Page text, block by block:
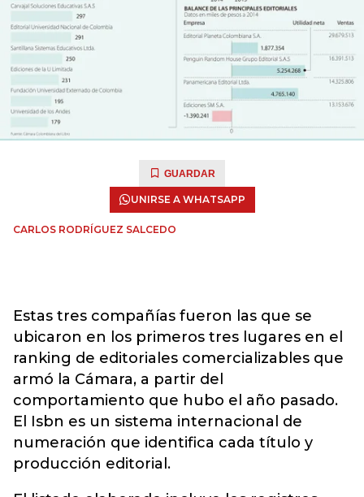
GUARDAR
UNIRSE A WHATSAPP
CARLOS RODRÍGUEZ SALCEDO
Estas tres compañías fueron las que se
ubicaron en los primeros tres lugares en el
ranking de editoriales comercializables que
armó la Cámara, a partir del
comportamiento que hubo el año pasado.
El Isbn es un sistema internacional de
numeración que identifica cada título y
producción editorial.